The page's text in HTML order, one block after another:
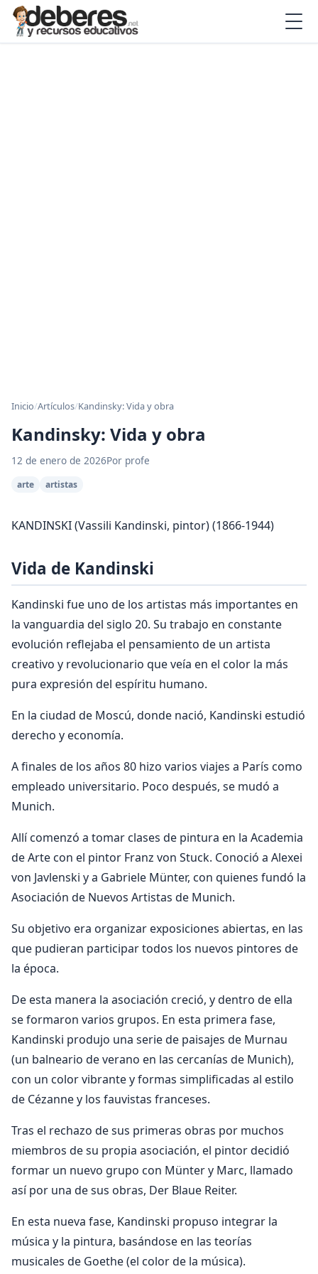
Inicio/Artículos/Kandinsky: Vida y obra
Kandinsky: Vida y obra
12 de enero de 2026Por profe
arte artistas
KANDINSKI (Vassili Kandinski, pintor) (1866-1944)
Vida de Kandinski
Kandinski fue uno de los artistas más importantes en
la vanguardia del siglo 20. Su trabajo en constante
evolución reflejaba el pensamiento de un artista
creativo y revolucionario que veía en el color la más
pura expresión del espíritu humano.
En la ciudad de Moscú, donde nació, Kandinski estudió
derecho y economía.
A finales de los años 80 hizo varios viajes a París como
empleado universitario. Poco después, se mudó a
Munich.
Allí comenzó a tomar clases de pintura en la Academia
de Arte con el pintor Franz von Stuck. Conoció a Alexei
von Javlenski y a Gabriele Münter, con quienes fundó la
Asociación de Nuevos Artistas de Munich.
Su objetivo era organizar exposiciones abiertas, en las
que pudieran participar todos los nuevos pintores de
la época.
De esta manera la asociación creció, y dentro de ella
se formaron varios grupos. En esta primera fase,
Kandinski produjo una serie de paisajes de Murnau
(un balneario de verano en las cercanías de Munich),
con un color vibrante y formas simplificadas al estilo
de Cézanne y los fauvistas franceses.
Tras el rechazo de sus primeras obras por muchos
miembros de su propia asociación, el pintor decidió
formar un nuevo grupo con Münter y Marc, llamado
así por una de sus obras, Der Blaue Reiter.
En esta nueva fase, Kandinski propuso integrar la
música y la pintura, basándose en las teorías
musicales de Goethe (el color de la música).